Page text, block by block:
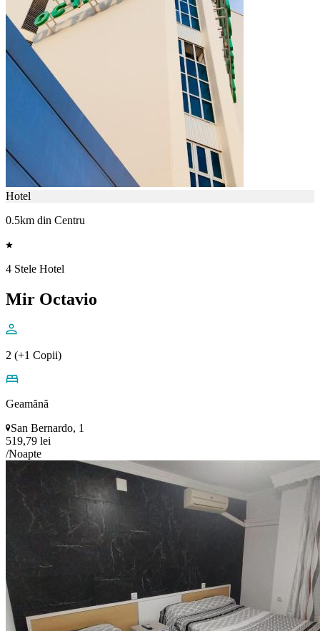
Hotel
0.5km din Centru
4 Stele Hotel
Mir Octavio
2 (+1 Copii)
Geamănă
San Bernardo, 1
519,79 lei
/Noapte